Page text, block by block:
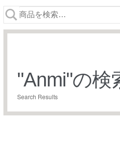
"Anmi"の検
Search Results